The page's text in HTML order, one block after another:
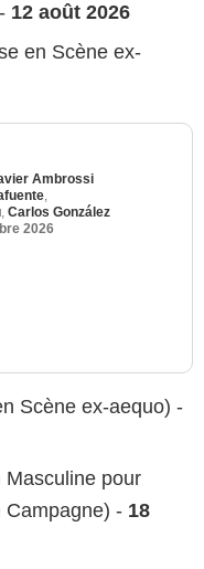
12 août 2026
en Scène ex-
Ambrossi
Carlos González
2026
Scène ex-aequo) -
Masculine pour
Campagne) - 18